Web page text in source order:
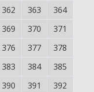
362 363
364
369 370
371
376 377
378
383 384
385
390 391
392